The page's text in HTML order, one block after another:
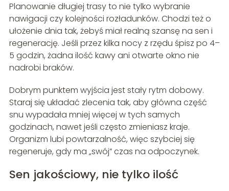
Planowanie długiej trasy to nie tylko wybranie
nawigacji czy kolejności rozładunków. Chodzi też o
ułożenie dnia tak, żebyś miał realną szansę na sen i
regenerację. Jeśli przez kilka nocy z rzędu śpisz po 4–
5 godzin, żadna ilość kawy ani otwarte okno nie
nadrobi braków.
Dobrym punktem wyjścia jest stały rytm dobowy.
Staraj się układać zlecenia tak, aby główna część
snu wypadała mniej więcej w tych samych
godzinach, nawet jeśli często zmieniasz kraje.
Organizm lubi powtarzalność, więc szybciej się
regeneruje, gdy ma „swój” czas na odpoczynek.
Sen jakościowy, nie tylko ilość